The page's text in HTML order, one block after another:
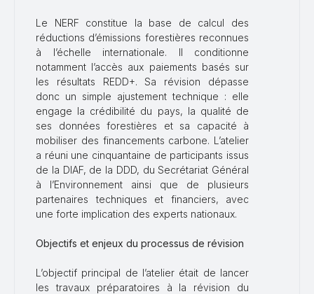
Le NERF constitue la base de calcul des
réductions d’émissions forestières reconnues
à l’échelle internationale. Il conditionne
notamment l’accès aux paiements basés sur
les résultats REDD+. Sa révision dépasse
donc un simple ajustement technique : elle
engage la crédibilité du pays, la qualité de
ses données forestières et sa capacité à
mobiliser des financements carbone. L’atelier
a réuni une cinquantaine de participants issus
de la DIAF, de la DDD, du Secrétariat Général
à l’Environnement ainsi que de plusieurs
partenaires techniques et financiers, avec
une forte implication des experts nationaux.
Objectifs et enjeux du processus de révision
L’objectif principal de l’atelier était de lancer
les travaux préparatoires à la révision du